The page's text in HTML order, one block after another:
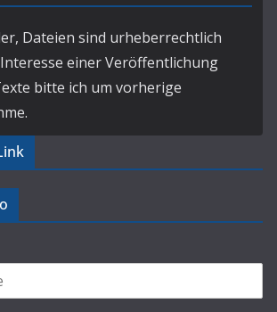
Dateien sind urheberrechtlich
einer Veröffentlichung
bitte ich um vorherige